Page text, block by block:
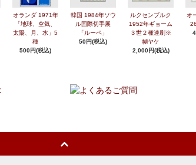
オランダ 1971年
「地球、空気、
太陽、月、水」5
種
500円(税込)
韓国 1984年ソウ
ル国際切手展
「ルーペ」
50円(税込)
ルクセンブルク
1952年ギョーム
３世２種連刷※
糊ヤケ
2,000円(税込)
オ